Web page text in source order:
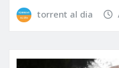
torrent al dia